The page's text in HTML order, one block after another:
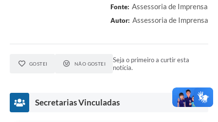
Fonte: Assessoria de Imprensa
Autor: Assessoria de Imprensa
GOSTEI NÃO GOSTEI
Seja o primeiro a curtir esta
notícia.
Secretarias Vinculadas